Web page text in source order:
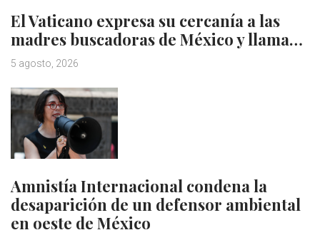
El Vaticano expresa su cercanía a las
madres buscadoras de México y llama…
5 agosto, 2026
Amnistía Internacional condena la
desaparición de un defensor ambiental
en oeste de México